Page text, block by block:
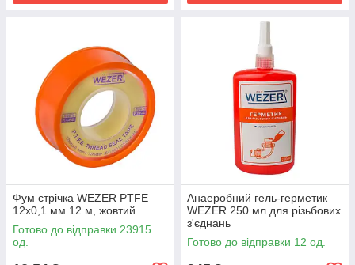
Фум стрічка WEZER PTFE
12x0,1 мм 12 м, жовтий
Готово до відправки 23915
од.
Анаеробний гель-герметик
WEZER 250 мл для різьбових
з'єднань
Готово до відправки 12 од.